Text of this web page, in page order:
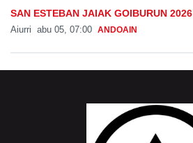
SAN ESTEBAN JAIAK GOIBURUN 2026
Aiurri abu 05, 07:00 ANDOAIN